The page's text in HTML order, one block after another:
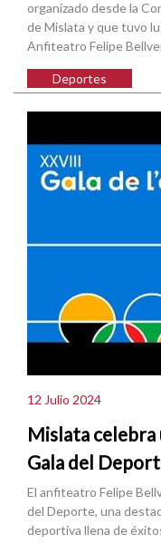
organizado desde la
de Mislata y que tuvo
Anfiteatro Felipe
Deportes
12 Julio 2024
Mislata celebra
Gala del
El anfiteatro Felipe
del Deporte, una
deportiva llena de